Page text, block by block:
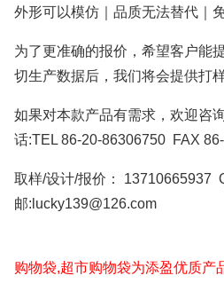
外形可以模仿｜品质无法替代｜
为了更准确的报价，希望客户能
切生产数据后，我们将会提供打样
如果对本款产品有需求，欢迎咨
话:TEL 86-20-86306750 FAX
取样/设计/报价： 13710665937
邮:lucky139@126.com
购物袋,超市购物袋为添盈优质产